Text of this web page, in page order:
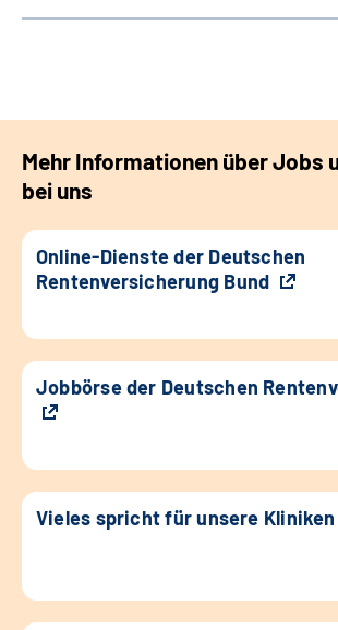
Mehr Informationen über Jobs
bei uns
Online-Dienste der Deutschen
Rentenversicherung Bund
Jobbörse der Deutschen
Vieles spricht für unsere Kliniken